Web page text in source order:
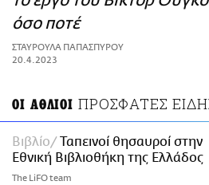
ΑΜΠΑ
PRINT
όσο ποτέ
ΣΤΑΥΡΟΥΛΑ ΠΑΠΑΣΠΥΡΟΥ
20.4.2023
ΟΙ ΑΘΛΙΟΙ ΠΡΟΣΦΑΤΕΣ
Βιβλίο
Ταπεινοί θησαυροί στην
Εθνική Βιβλιοθήκη της Ελλάδος
The LiFO team